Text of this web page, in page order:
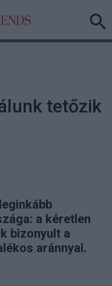
tetőzik
a kéretlen
bizonyult a
aránnyal.